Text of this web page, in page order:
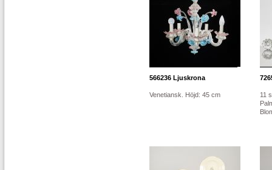
566236 Ljuskrona
Venetiansk. Höjd: 45 cm
11